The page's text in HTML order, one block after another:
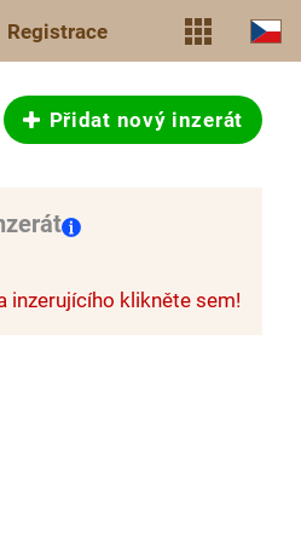
Registrace
Přidat nový inzerát
inzerujícího klikněte sem!